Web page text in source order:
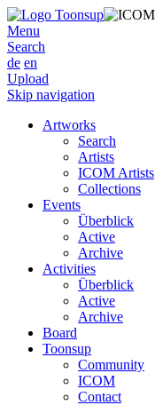
Menu
Search
de en
Upload
Skip navigation
Artworks
Search
Artists
ICOM Artists
Collections
Events
Überblick
Active
Archive
Activities
Überblick
Active
Archive
Board
Toonsup
Community
ICOM
Contact